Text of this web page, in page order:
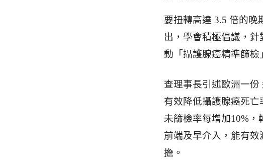
要扭轉高達 3.5 倍的晚
出，學會積極倡議，
動「攝護腺癌精準篩檢
查理事長引述歐洲一份
有效降低攝護腺癌死亡
未篩檢率每增加10%
前端及早介入，能有
擔。